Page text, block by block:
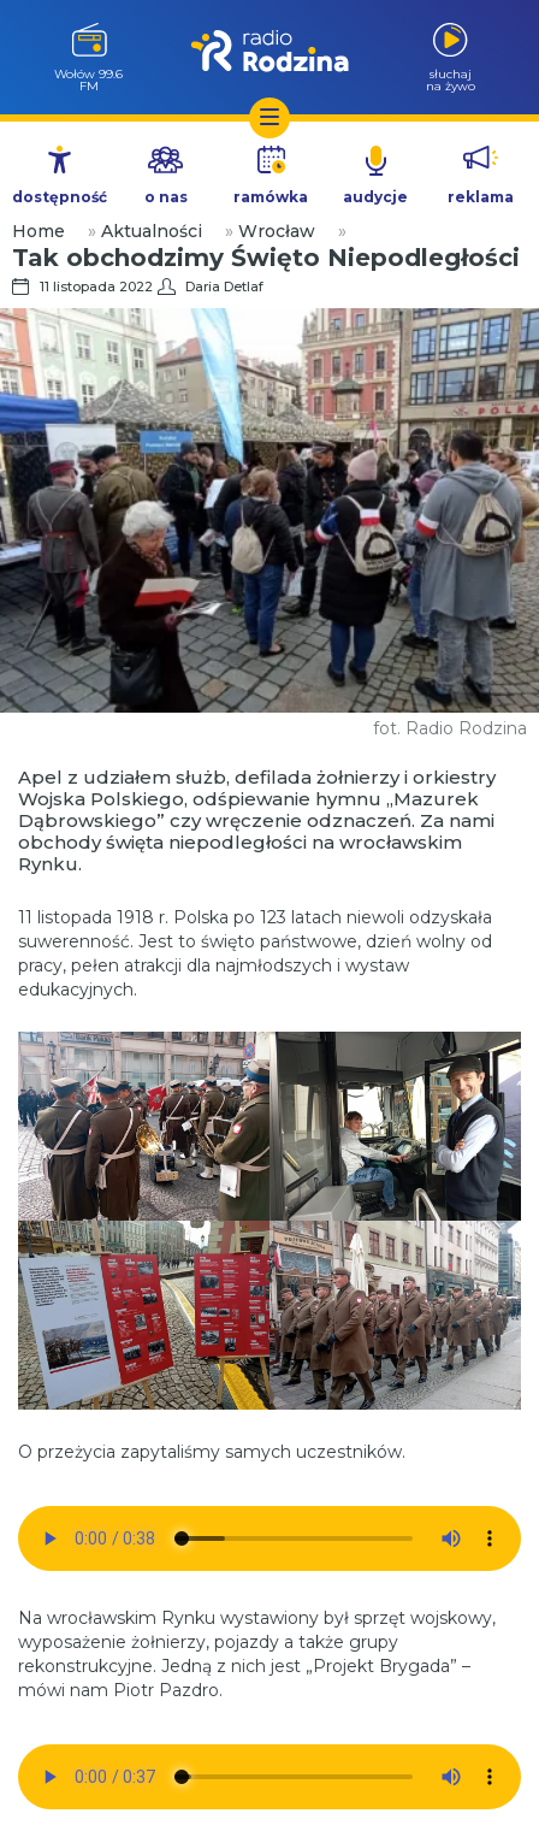
Przejdź
treści
Wołów 99.6
FM
słuchaj
na żywo
dostępność o nas ramówka audycje reklama
Home » Aktualności » Wrocław »
Tak obchodzimy Święto Niepodległości
11 listopada 2022 Daria Detlaf
fot. Radio Rodzina
Apel z udziałem służb, defilada żołnierzy i orkiestry
Wojska Polskiego, odśpiewanie hymnu „Mazurek
Dąbrowskiego” czy wręczenie odznaczeń. Za nami
obchody święta niepodległości na wrocławskim
Rynku.
11 listopada 1918 r. Polska po 123 latach niewoli odzyskała
suwerenność. Jest to święto państwowe, dzień wolny od
pracy, pełen atrakcji dla najmłodszych i wystaw
edukacyjnych.
O przeżycia zapytaliśmy samych uczestników.
Na wrocławskim Rynku wystawiony był sprzęt wojskowy,
wyposażenie żołnierzy, pojazdy a także grupy
rekonstrukcyjne. Jedną z nich jest „Projekt Brygada” –
mówi nam Piotr Pazdro.